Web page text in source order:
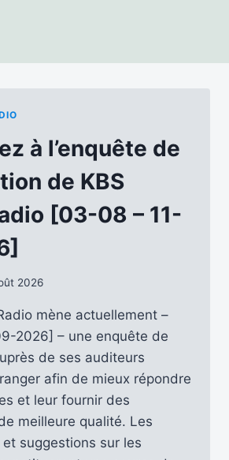
à l’enquête de
de KBS
[03-08 – 11-
2026
mène actuellement –
2026] – une enquête de
de ses auditeurs
afin de mieux répondre
et leur fournir des
meilleure qualité. Les
suggestions sur les